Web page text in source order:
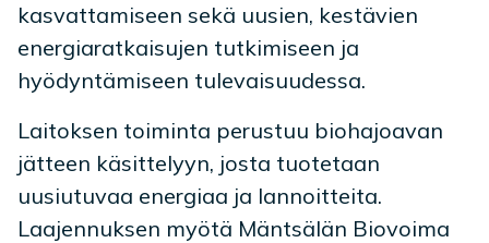
kasvattamiseen sekä uusien, kestävien
energiaratkaisujen tutkimiseen ja
hyödyntämiseen tulevaisuudessa.
Laitoksen toiminta perustuu biohajoavan
jätteen käsittelyyn, josta tuotetaan
uusiutuvaa energiaa ja lannoitteita.
Laajennuksen myötä Mäntsälän Biovoima